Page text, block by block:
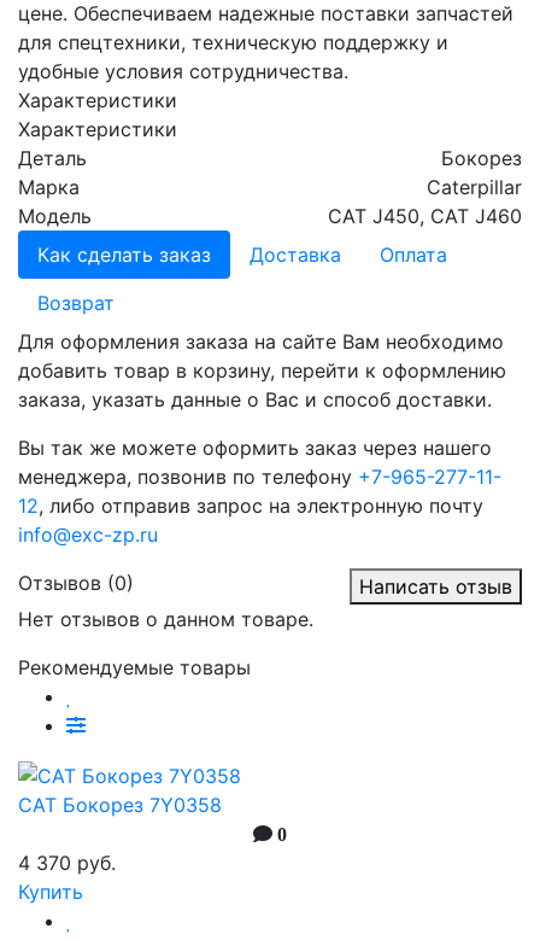
цене. Обеспечиваем надежные поставки запчастей
для спецтехники, техническую поддержку и
удобные условия сотрудничества.
Характеристики
Характеристики
Деталь
Бокорез
Марка
Caterpillar
Модель
CAT J450, CAT J460
Как сделать заказ
Доставка
Оплата
Возврат
Для оформления заказа на сайте Вам необходимо
добавить товар в корзину, перейти к оформлению
заказа, указать данные о Вас и способ доставки.
Вы так же можете оформить заказ через нашего
менеджера, позвонив по телефону +7-965-277-11-
12, либо отправив запрос на электронную почту
info@exc-zp.ru
Отзывов (0)
Написать отзыв
Нет отзывов о данном товаре.
Рекомендуемые товары
CAT Бокорез 7Y0358
0
4 370 руб.
Купить